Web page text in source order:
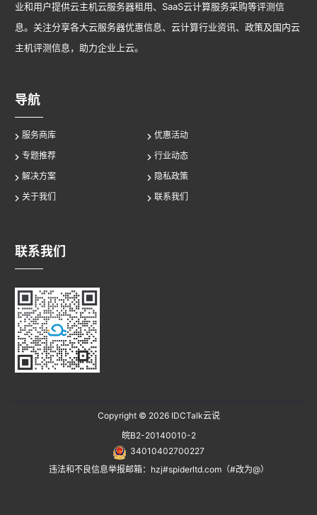
业和用户提供云主机云服务器租用、SaaS云计算服务采购等评测信
息。关注分享各大云服务器优惠信息、云计算行业资讯、政策及国内云
主机评测信息，助力企业上云。
导航
服务商库
优惠活动
专题推荐
行业动态
解决方案
隐私政策
关于我们
联系我们
联系我们
Copyright © 2026IDCTalk云说
皖B2-20140010-2
34010402700227
违法和不良信息举报邮箱：hzj#spiderltd.com（#改为@）